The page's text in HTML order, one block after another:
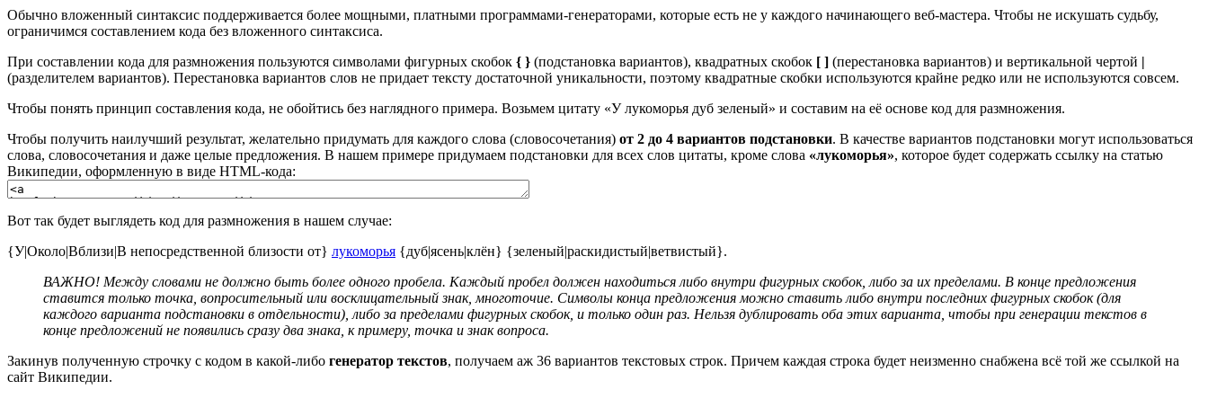
Обычно вложенный синтаксис поддерживается более мощными, платными программами-генераторами, которые есть не у каждого начинающего веб-мастера. Чтобы не искушать судьбу,
ограничимся составлением кода без вложенного синтаксиса.
При составлении кода для размножения пользуются символами фигурных скобок { } (подстановка вариантов), квадратных скобок [ ] (перестановка вариантов) и вертикальной чертой |
(разделителем вариантов). Перестановка вариантов слов не придает тексту достаточной уникальности, поэтому квадратные скобки используются крайне редко или не используются совсем.
Чтобы понять принцип составления кода, не обойтись без наглядного примера. Возьмем цитату «У лукоморья дуб зеленый» и составим на её основе код для размножения.
Чтобы получить наилучший результат, желательно придумать для каждого слова (словосочетания) от 2 до 4 вариантов подстановки. В качестве вариантов подстановки могут использоваться
слова, словосочетания и даже целые предложения. В нашем примере придумаем подстановки для всех слов цитаты, кроме слова «лукоморья», которое будет содержать ссылку на статью
Википедии, оформленную в виде HTML-кода:
Вот так будет выглядеть код для размножения в нашем случае:
{У|Около|Вблизи|В непосредственной близости от} лукоморья {дуб|ясень|клён} {зеленый|раскидистый|ветвистый}.
ВАЖНО! Между словами не должно быть более одного пробела. Каждый пробел должен находиться либо внутри фигурных скобок, либо за их пределами. В конце предложения
ставится только точка, вопросительный или восклицательный знак, многоточие. Символы конца предложения можно ставить либо внутри последних фигурных скобок (для
каждого варианта подстановки в отдельности), либо за пределами фигурных скобок, и только один раз. Нельзя дублировать оба этих варианта, чтобы при генерации текстов в
конце предложений не появились сразу два знака, к примеру, точка и знак вопроса.
Закинув полученную строчку с кодом в какой-либо генератор текстов, получаем аж 36 вариантов текстовых строк. Причем каждая строка будет неизменно снабжена всё той же ссылкой на
сайт Википедии.